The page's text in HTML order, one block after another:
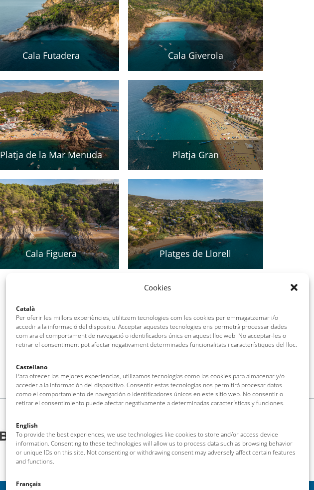
Cookies
Català
Per oferir les millors experiències, utilitzem tecnologies com les cookies per emmagatzemar i/o
accedir a la informació del dispositiu. Acceptar aquestes tecnologies ens permetrà processar dades
com ara el comportament de navegació o identificadors únics en aquest lloc web. No acceptar-les o
retirar el consentiment pot afectar negativament determinades funcionalitats i característiques del lloc.
Castellano
Para ofrecer las mejores experiencias, utilizamos tecnologías como las cookies para almacenar y/o
acceder a la información del dispositivo. Consentir estas tecnologías nos permitirá procesar datos
como el comportamiento de navegación o identificadores únicos en este sitio web. No consentir o
retirar el consentimiento puede afectar negativamente a determinadas características y funciones.
English
To provide the best experiences, we use technologies like cookies to store and/or access device
information. Consenting to these technologies will allow us to process data such as browsing behavior
or unique IDs on this site. Not consenting or withdrawing consent may adversely affect certain features
and functions.
Français
Cala Futadera Cala Giverola
Platja de la Mar Menuda Platja Gran
Cala Figuera Platges de Llorell